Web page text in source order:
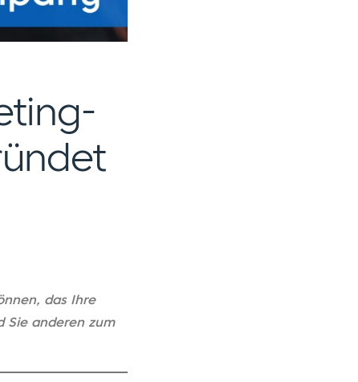
das Ihre
Sie anderen zum